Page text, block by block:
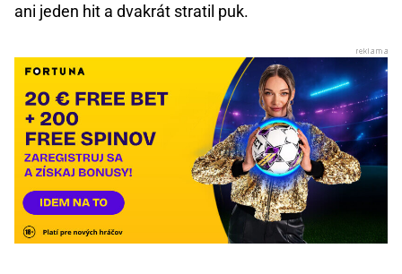
ani jeden hit a dvakrát stratil puk.